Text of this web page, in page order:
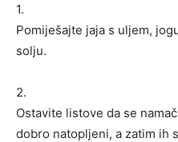
1.
Pomiješajte jaja s uljem,
solju.
2.
Ostavite listove da se
dobro natopljeni, a zatim ih